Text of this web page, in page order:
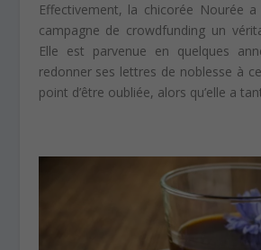
Effectivement, la chicorée Nourée
campagne de crowdfunding un
Elle est parvenue en quelques
redonner ses lettres de noblesse à
point d’être oubliée, alors qu’elle a